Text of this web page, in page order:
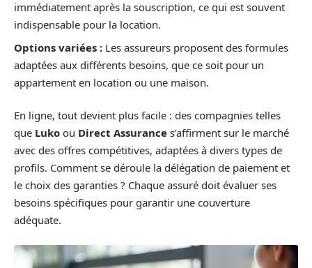
immédiatement après la souscription, ce qui est souvent
indispensable pour la location.
Options variées : Les assureurs proposent des formules
adaptées aux différents besoins, que ce soit pour un
appartement en location ou une maison.
En ligne, tout devient plus facile : des compagnies telles
que Luko ou Direct Assurance s’affirment sur le marché
avec des offres compétitives, adaptées à divers types de
profils. Comment se déroule la délégation de paiement et
le choix des garanties ? Chaque assuré doit évaluer ses
besoins spécifiques pour garantir une couverture
adéquate.